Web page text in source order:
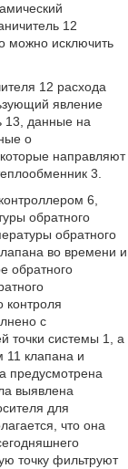
12
можно исключить
12 расхода
явление
13, данные на
о
направляют
3.
6,
обратного
обратного
во времени и
обратного
контроля
с
точки системы 1, а
11 клапана и
предусмотрена
выявлена
для
что она
точку фильтруют